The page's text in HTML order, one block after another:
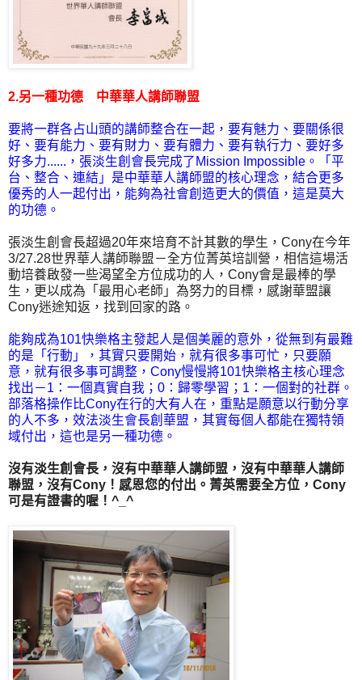
2.另一種功德 中華華人講師聯盟
要將一群各占山頭的講師整合在一起，要有魅力、要關係很
好、要有能力、要有財力、要有體力、要有執行力、要好多
好多力......，張淡生創會長完成了Mission Impossible。「平
台、整合、連結」是中華華人講師盟的核心理念，結合更多
優秀的人一起付出，能夠為社會創造更大的價值，這是莫大
的功德。
張淡生創會長超過20年來培育不計其數的學生，Cony在今年
3/27.28世界華人講師聯盟－全方位菁英培訓營，相信這場活
動培養啟發一些渴望全方位成功的人，Cony會是最棒的學
生，更以成為「最用心老師」為努力的目標，感謝華盟讓
Cony迷途知返，找到回家的路。
能夠成為101快樂格主發起人是個美麗的意外，從無到有最難
的是「行動」，其實只要開始，就有很多事可忙，只要願
意，就有很多事可調整，Cony慢慢將101快樂格主核心理念
找出－1：一個真實自我；0：歸零學習；1：一個對的社群。
部落格操作比Cony在行的大有人在，重點是願意以行動分享
的人不多，效法淡生會長創華盟，其實每個人都能在獨特領
域付出，這也是另一種功德。
沒有淡生創會長，沒有中華華人講師盟，沒有中華華人講師
聯盟，沒有Cony！感恩您的付出。菁英需要全方位，Cony
可是有證書的喔！^_^